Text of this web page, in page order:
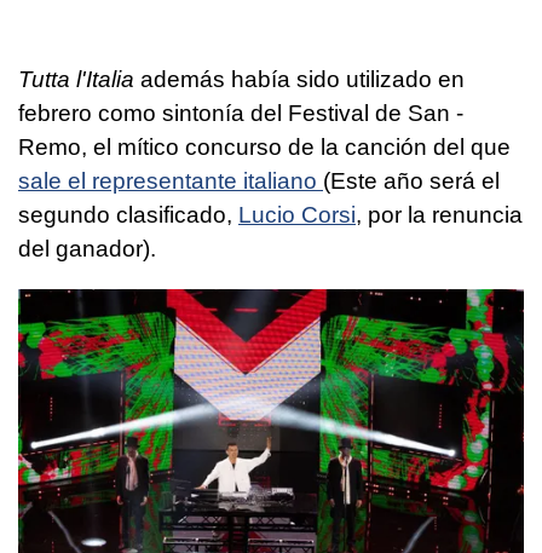
Tutta l'Italia además había sido utilizado en
febrero como sintonía del Festival de San -
Remo, el mítico concurso de la canción del que
sale el representante italiano (Este año será el
segundo clasificado, Lucio Corsi, por la renuncia
del ganador).